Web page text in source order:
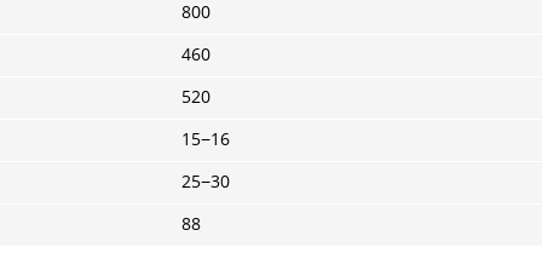
800
460
520
15−16
25−30
88